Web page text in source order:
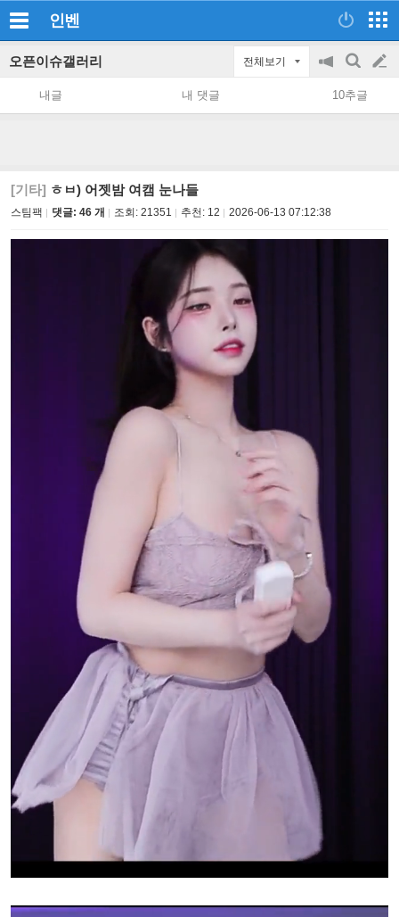
인벤
오픈이슈갤러리 전체보기
공
지
on/off
검
색
글
쓰
내글 내 댓글 10추글
[기타] ㅎㅂ) 어젯밤 여캠 눈나들
스팀팩 댓글: 46 개 조회: 21351 추천: 12 2026-06-13 07:12:38